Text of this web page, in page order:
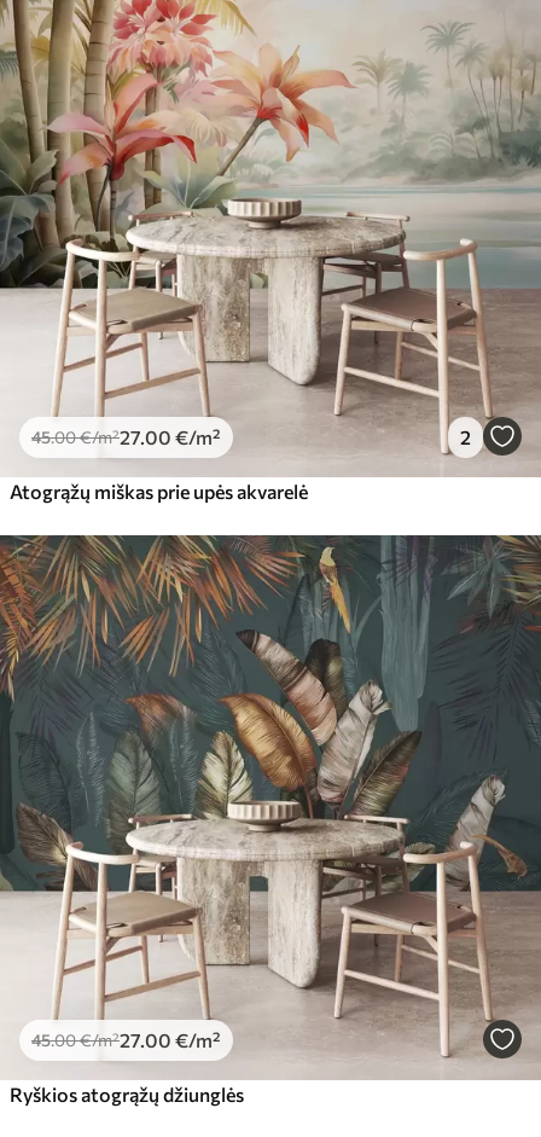
45.00€/m²27 .00 €/m² 2
Atogrąžų miškas prie upės akvarelė
45.00€/m²27 .00 €/m²
Ryškios atogrąžų džiunglės